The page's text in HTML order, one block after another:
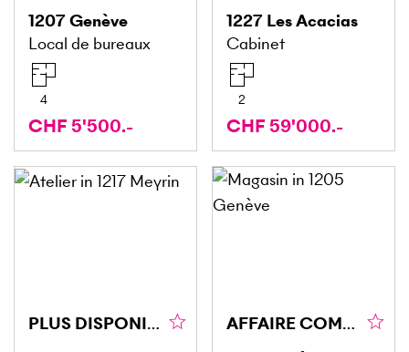
1207Genève
Local de bureaux
4
CHF 5'500.-
1227 Les Acacias
Cabinet
2
CHF 59'000.-
PLUS DISPONIBLE
AFFAIRE COMMERCE - SITUATION IDÉALE